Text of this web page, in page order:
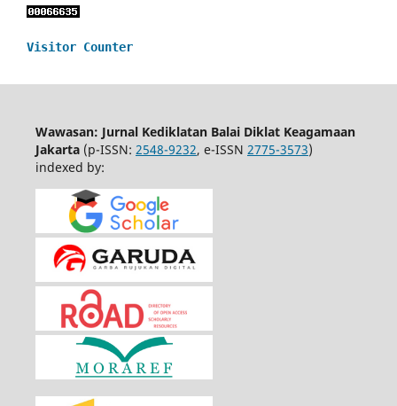
Visitor Counter
Wawasan: Jurnal Kediklatan Balai Diklat Keagamaan
Jakarta(p-ISSN: 2548-9232, e-ISSN 2775-3573)
indexed by: